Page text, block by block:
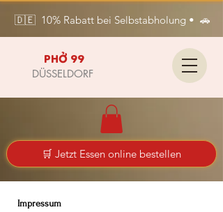
🇩🇪  10% Rabatt bei Selbstabholung •  🚗
PHỞ 99
DÜSSELDORF
🛒 Jetzt Essen online bestellen
Impressum